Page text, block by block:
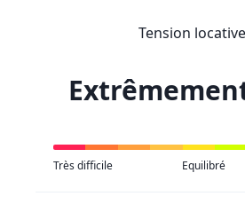
Tension locative
Très difficile Equilibré